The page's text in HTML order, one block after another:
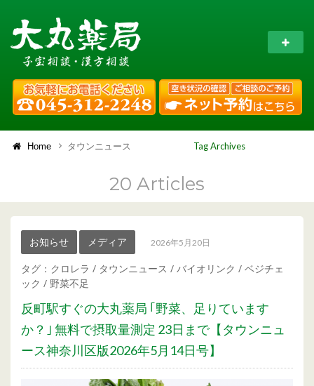
Home タウンニュース Tag Archives
20 Articles
お知らせ メディア 2026年5月20日
タグ： クロレラ / タウンニュース / バイオリンク / ベジチェ
ック / 野菜不足
反町駅すぐの大丸薬局 ｢野菜、足りています
か？｣ 無料で摂取量測定 23日まで【タウンニュ
ース神奈川区版2026年5月14日号】